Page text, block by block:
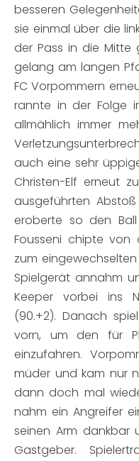
besseren
sie einmal über die
der Pass in die
gelang am langen
FC Vorpommern
rannte in der Folge
allmählich immer
auch eine sehr
Christen-Elf erneut
ausgeführten
eroberte so den
Fousseni chipte
zum
Spielgerät annahm
Keeper vorbei ins
(90.+2). Danach
vorn, um den für
einzufahren.
müder und kam nur
dann doch mal
nahm ein Angreifer
seinen Arm
Gastgeber.